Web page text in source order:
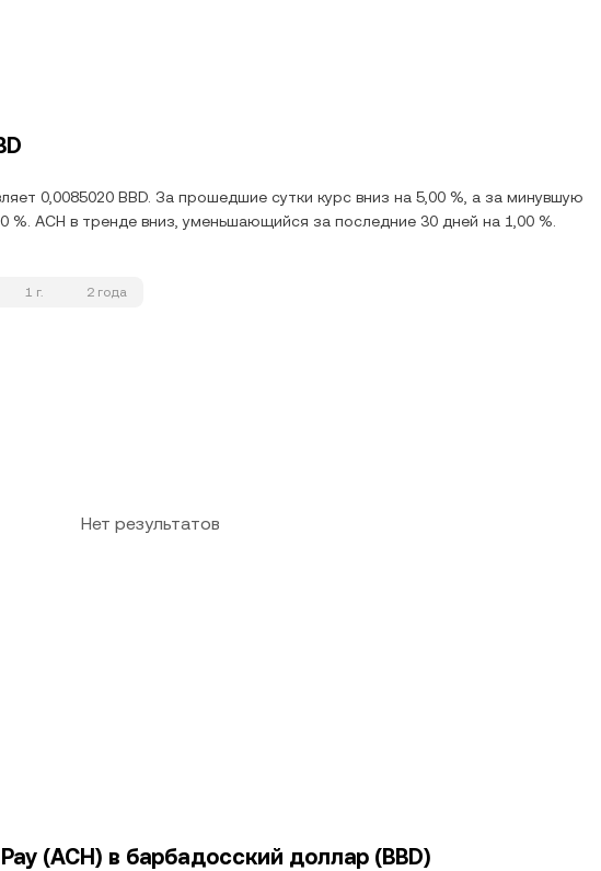
0,0085020 BBD. За прошедшие сутки курс вниз на 5,00 %, а за минувшую
%. ACH в тренде вниз, уменьшающийся за последние 30 дней на 1,00 %.
1 г. 2 года
Нет результатов
(ACH) в барбадосский доллар (BBD)